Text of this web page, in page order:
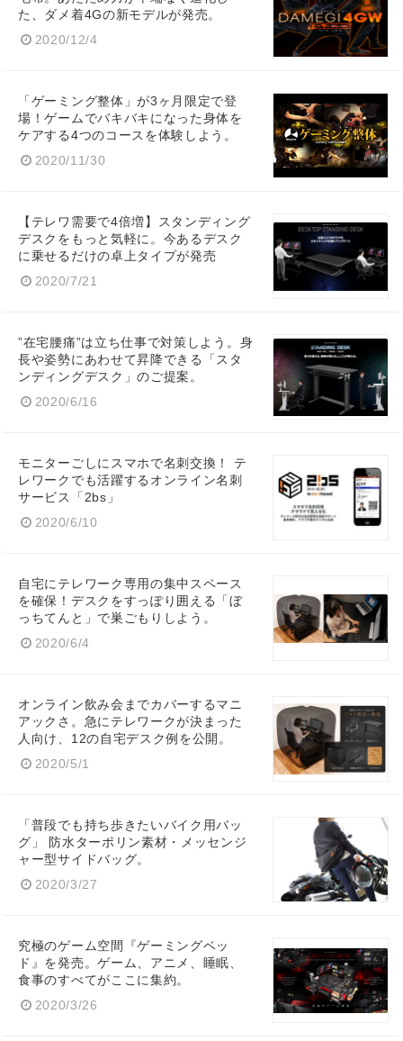
た、ダメ着4Gの新モデルが発売。
2020/12/4
「ゲーミング整体」が3ヶ月限定で登
場！ゲームでバキバキになった身体を
ケアする4つのコースを体験しよう。
2020/11/30
【テレワ需要で4倍増】スタンディング
デスクをもっと気軽に。今あるデスク
に乗せるだけの卓上タイプが発売
2020/7/21
”在宅腰痛”は立ち仕事で対策しよう。身
長や姿勢にあわせて昇降できる「スタ
ンディングデスク」のご提案。
2020/6/16
モニターごしにスマホで名刺交換！ テ
レワークでも活躍するオンライン名刺
サービス「2bs」
2020/6/10
自宅にテレワーク専用の集中スペース
を確保！デスクをすっぽり囲える「ぼ
っちてんと」で巣ごもりしよう。
2020/6/4
オンライン飲み会までカバーするマニ
アックさ。急にテレワークが決まった
人向け、12の自宅デスク例を公開。
2020/5/1
「普段でも持ち歩きたいバイク用バッ
グ」 防水ターポリン素材・メッセンジ
ャー型サイドバッグ。
2020/3/27
究極のゲーム空間『ゲーミングベッ
ド』を発売。ゲーム、アニメ、睡眠、
食事のすべてがここに集約。
2020/3/26
Japanese